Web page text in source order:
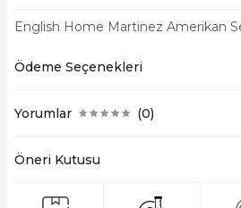
English Home Martinez Amerikan
Ödeme Seçenekleri
Yorumlar (0)
Öneri Kutusu